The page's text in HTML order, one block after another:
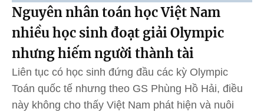
Nguyên nhân toán học Việt Nam
nhiều học sinh đoạt giải Olympic
nhưng hiếm người thành tài
Liên tục có học sinh đứng đầu các kỳ Olympic
Toán quốc tế nhưng theo GS Phùng Hồ Hải, điều
này không cho thấy Việt Nam phát hiện và nuôi